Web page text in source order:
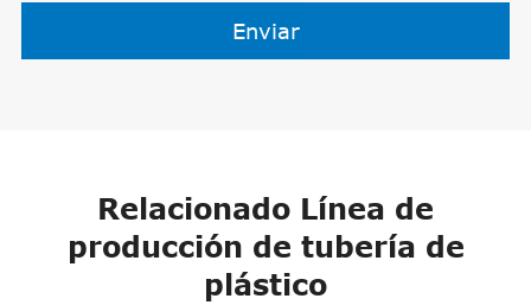
Enviar
Relacionado Línea de
producción de tubería de
plástico